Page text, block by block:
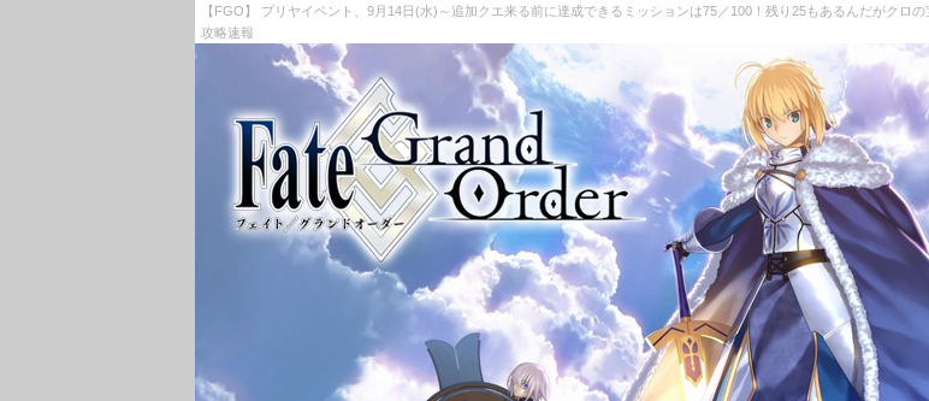
【FGO】 プリヤイベント、9月14日(水)～追加クエ来る前に達成できるミッションは75／100！残り25もあるんだがクロ
攻略速報